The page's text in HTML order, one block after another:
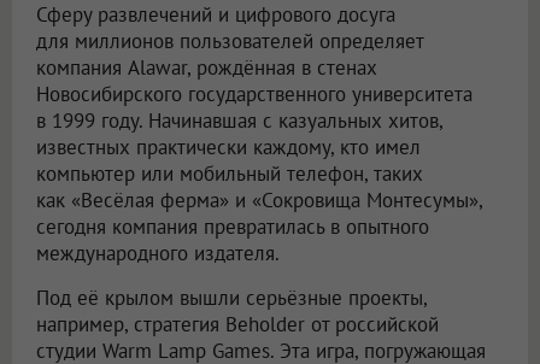
Сферу развлечений и цифрового досуга
для миллионов пользователей определяет
компания Alawar, рождённая в стенах
Новосибирского государственного университета
в 1999 году. Начинавшая с казуальных хитов,
известных практически каждому, кто имел
компьютер или мобильный телефон, таких
как «Весёлая ферма» и «Сокровища Монтесумы»,
сегодня компания превратилась в опытного
международного издателя.
Под её крылом вышли серьёзные проекты,
например, стратегия Beholder от российской
студии Warm Lamp Games. Эта игра, погружающая